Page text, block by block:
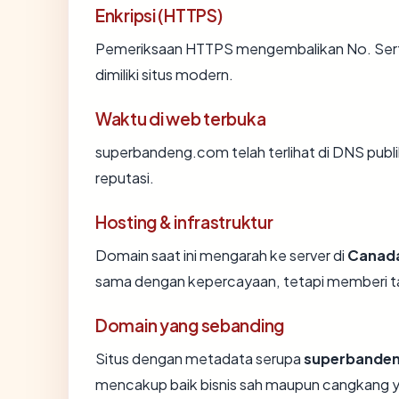
Enkripsi (HTTPS)
Pemeriksaan HTTPS mengembalikan No.
dimiliki situs modern.
Waktu di web terbuka
superbandeng.com telah terlihat di DNS
reputasi.
Hosting & infrastruktur
Domain saat ini mengarah ke server di
sama dengan kepercayaan, tetapi memberi
Domain yang sebanding
Situs dengan metadata serupa
mencakup baik bisnis sah maupun cangkang